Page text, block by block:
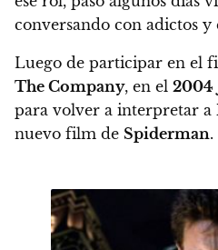
conversando con adictos y
Luego de participar en el
The Company, en el 2004
para volver a interpretar a
nuevo film de Spiderman.